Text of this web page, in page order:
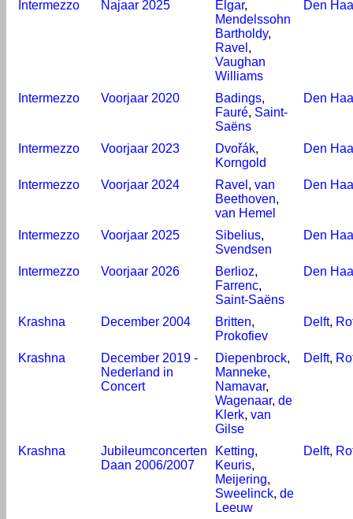
Intermezzo Najaar 2025 Elgar,
Mendelssohn
Bartholdy,
Ravel ,
Vaughan
Williams
Den
Intermezzo Voorjaar 2020 Badings,
Fauré, Saint-
Saëns
Den
Intermezzo Voorjaar 2023 Dvořák,
Korngold
Den
Intermezzo Voorjaar 2024 Ravel , van
Beethoven,
van Hemel
Den
Intermezzo Voorjaar 2025 Sibelius,
Svendsen
Den
Intermezzo Voorjaar 2026 Berlioz,
Farrenc,
Saint-Saëns
Den
Krashna December 2004 Britten,
Prokofiev
Delft,
Krashna
December 2019 -
Nederland in
Concert
Diepenbrock,
Manneke,
Namavar,
Wagenaar, de
Klerk, van
Gilse
Delft,
Krashna
Jubileumconcerten
Daan 2006/2007
Ketting,
Keuris,
Meijering,
Sweelinck, de
Leeuw
Delft,